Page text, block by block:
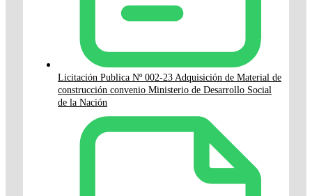
Licitación Publica Nº 002-23 Adquisición de Material de
construcción convenio Ministerio de Desarrollo Social
de la Nación